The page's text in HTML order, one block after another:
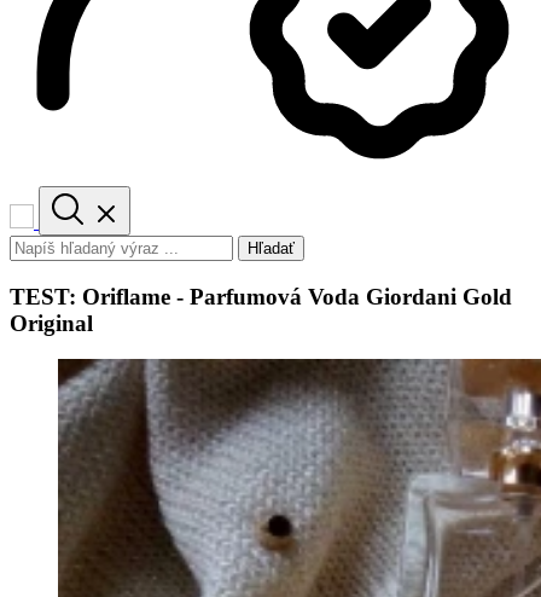
Hľadať
TEST: Oriflame - Parfumová Voda Giordani Gold
Original